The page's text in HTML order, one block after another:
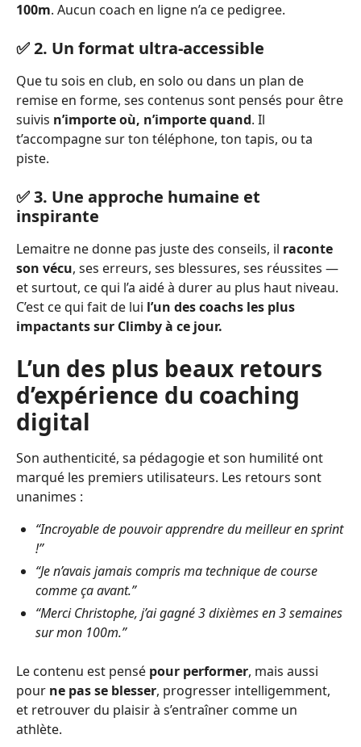
100m. Aucun coach en ligne n’a ce pedigree.
✅ 2. Un format ultra-accessible
Que tu sois en club, en solo ou dans un plan de
remise en forme, ses contenus sont pensés pour être
suivis n’importe où, n’importe quand. Il
t’accompagne sur ton téléphone, ton tapis, ou ta
piste.
✅ 3. Une approche humaine et
inspirante
Lemaitre ne donne pas juste des conseils, il raconte
son vécu, ses erreurs, ses blessures, ses réussites —
et surtout, ce qui l’a aidé à durer au plus haut niveau.
C’est ce qui fait de lui l’un des coachs les plus
impactants sur Climby à ce jour.
L’un des plus beaux retours
d’expérience du coaching
digital
Son authenticité, sa pédagogie et son humilité ont
marqué les premiers utilisateurs. Les retours sont
unanimes :
“Incroyable de pouvoir apprendre du meilleur en sprint
!”
“Je n’avais jamais compris ma technique de course
comme ça avant.”
“Merci Christophe, j’ai gagné 3 dixièmes en 3 semaines
sur mon 100m.”
Le contenu est pensé pour performer, mais aussi
pour ne pas se blesser, progresser intelligemment,
et retrouver du plaisir à s’entraîner comme un
athlète.